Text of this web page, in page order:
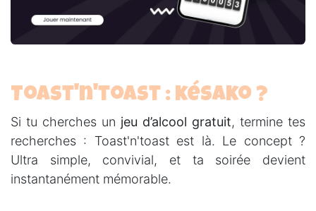
Toast'n'toast : késako ?
Si tu cherches un jeu d’alcool gratuit, termine tes
recherches : Toast'n'toast est là. Le concept ?
Ultra simple, convivial, et ta soirée devient
instantanément mémorable.